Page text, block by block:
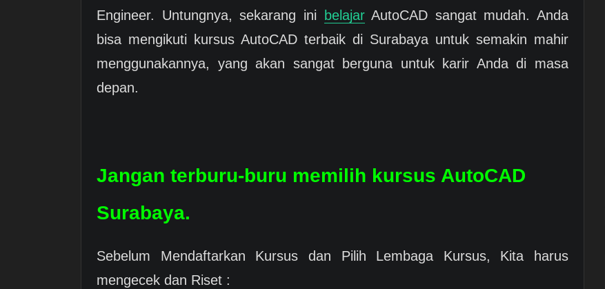
Engineer. Untungnya, sekarang ini
belajarAutoCAD sangat mudah. Anda
bisa mengikuti kursus AutoCAD terbaik di Surabaya untuk semakin mahir
menggunakannya, yang akan sangat berguna untuk karir Anda di masa
depan.
Jangan terburu-buru memilih kursus AutoCAD
Surabaya.
Sebelum Mendaftarkan Kursus dan Pilih Lembaga Kursus, Kita harus
mengecek dan Riset :